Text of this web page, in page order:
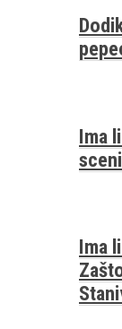
Ima
Ima